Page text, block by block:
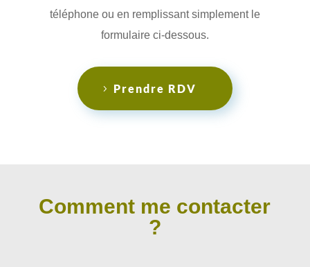
téléphone ou en remplissant simplement le
formulaire ci-dessous.
Prendre RDV
Comment me contacter
?